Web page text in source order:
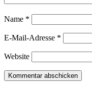
Name *
E-Mail-Adresse *
Website